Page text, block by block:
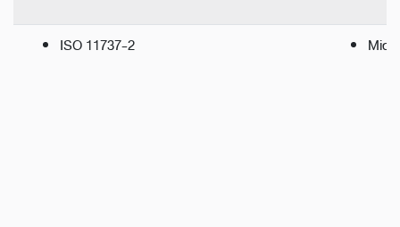
ISO 11737-2